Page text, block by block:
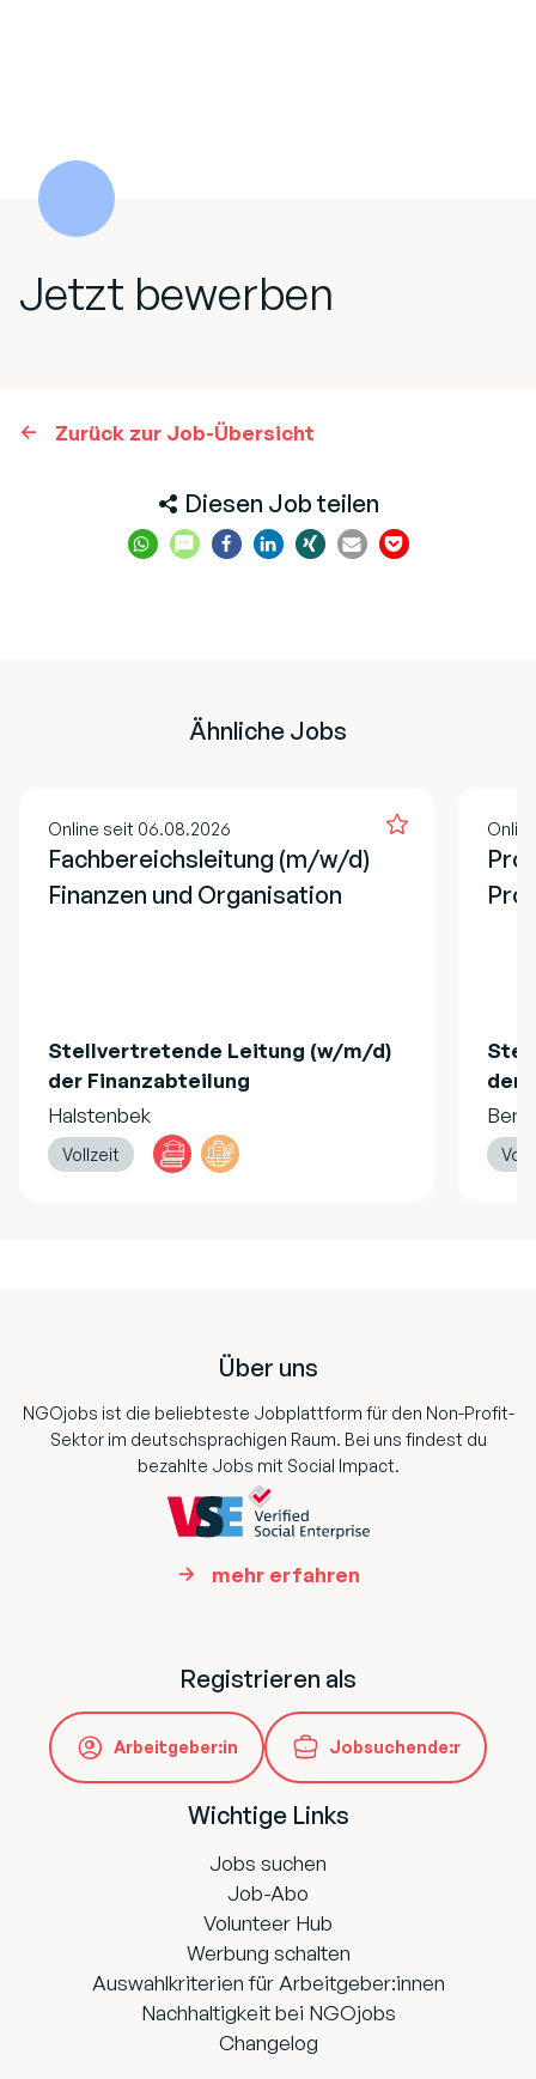
Jetzt bewerben
Zurück zur Job-Übersicht
Diesen Job teilen
Ähnliche Jobs
Online seit 06.08.2026
Fachbereichsleitung (m/w/d)
Finanzen und Organisation
Stellvertretende Leitung (w/m/d)
der Finanzabteilung
Halstenbek
Vollzeit
der
Über uns
NGOjobs ist die beliebteste Jobplattform für den Non-Profit-
Sektor im deutschsprachigen Raum. Bei uns findest du
bezahlte Jobs mit Social Impact.
mehr erfahren
Registrieren als
Arbeitgeber:in Jobsuchende:r
Wichtige Links
Jobs suchen
Job-Abo
Volunteer Hub
Werbung schalten
Auswahlkriterien für Arbeitgeber:innen
Nachhaltigkeit bei NGOjobs
Changelog